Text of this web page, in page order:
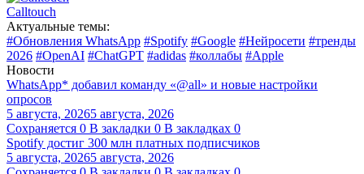
Calltouch
Актуальные темы:
#Обновления WhatsApp #Spotify #Google #Нейросети #тренды
2026 #OpenAI #ChatGPT #adidas #коллабы #Apple
Новости
WhatsApp* добавил команду «@all» и новые настройки
опросов
5 августа, 20265 августа, 2026
Сохраняется 0 В закладки 0 В закладках 0
Spotify достиг 300 млн платных подписчиков
5 августа, 20265 августа, 2026